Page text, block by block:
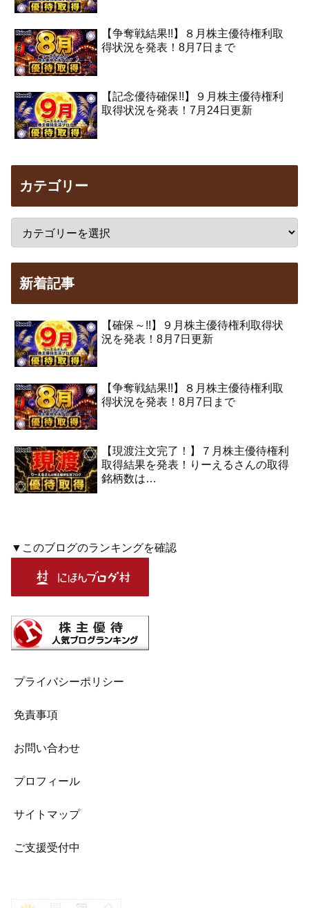
【争奪戦結果!!】８月株主優待権利取
得状況を発表！8月7日まで
【記念優待確保!!】９月株主優待権利
取得状況を発表！7月24日更新
カテゴリー
新着記事
【確保～!!】９月株主優待権利取得状
況を発表！8月7日更新
【争奪戦結果!!】８月株主優待権利取
得状況を発表！8月7日まで
【現渡注文完了！】７月株主優待権利
取得結果を発表！りーえるさんの取得
銘柄数は…
▼このブログのランキングを確認
プライバシーポリシー
免責事項
お問い合わせ
プロフィール
サイトマップ
ご支援受付中